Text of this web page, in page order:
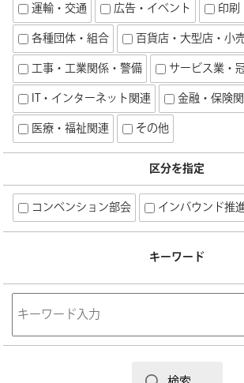
運輸・交通
広告・イベント
印刷
各種団体・組合
百貨店・大型店・小
工事・工業関係・警備
サービス業・
IT・インターネット関連
金融・保険
医療・福祉関連
その他
区分を指定
コンベンション部会 インバウンド推
キーワード